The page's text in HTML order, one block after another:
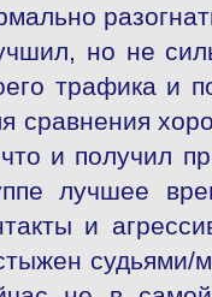
но не
трафика и
сравнения
и получил
лучшее
и